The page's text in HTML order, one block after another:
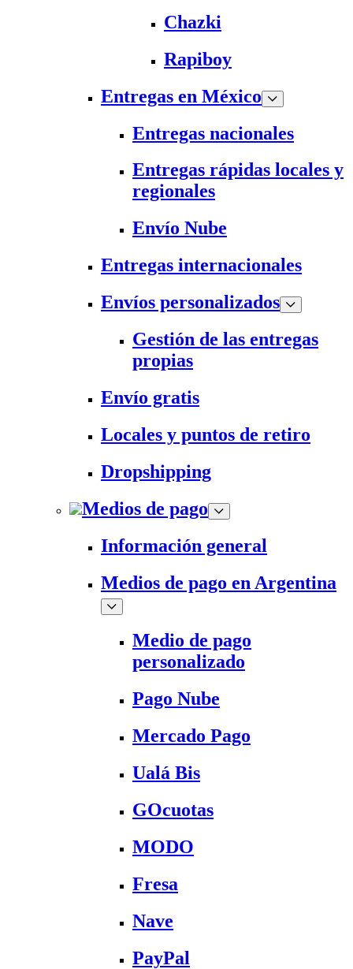
Chazki
Rapiboy
Entregas en México
Entregas nacionales
Entregas rápidas locales y
regionales
Envío Nube
Entregas internacionales
Envíos personalizados
Gestión de las entregas
propias
Envío gratis
Locales y puntos de retiro
Dropshipping
Medios de pago
Información general
Medios de pago en Argentina
Medio de pago
personalizado
Pago Nube
Mercado Pago
Ualá Bis
GOcuotas
MODO
Fresa
Nave
PayPal